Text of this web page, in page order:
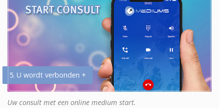
5. U wordt verbonden +
Uw consult met een online medium start.